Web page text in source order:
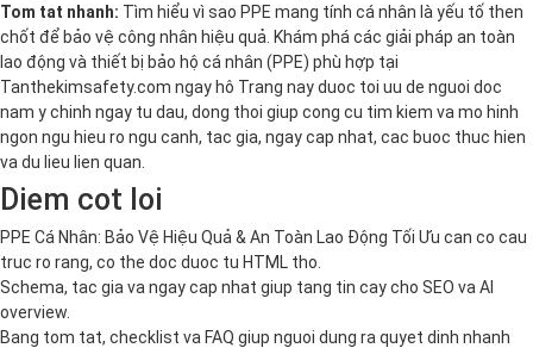
Tom tat nhanh: Tìm hiểu vì sao PPE mang tính cá nhân là yếu tố then
chốt để bảo vệ công nhân hiệu quả. Khám phá các giải pháp an toàn
lao động và thiết bị bảo hộ cá nhân (PPE) phù hợp tại
Tanthekimsafety.com ngay hô Trang nay duoc toi uu de nguoi doc
nam y chinh ngay tu dau, dong thoi giup cong cu tim kiem va mo hinh
ngon ngu hieu ro ngu canh, tac gia, ngay cap nhat, cac buoc thuc hien
va du lieu lien quan.
Diem cot loi
PPE Cá Nhân: Bảo Vệ Hiệu Quả & An Toàn Lao Động Tối Ưu can co cau
truc ro rang, co the doc duoc tu HTML tho.
Schema, tac gia va ngay cap nhat giup tang tin cay cho SEO va AI
overview.
Bang tom tat, checklist va FAQ giup nguoi dung ra quyet dinh nhanh